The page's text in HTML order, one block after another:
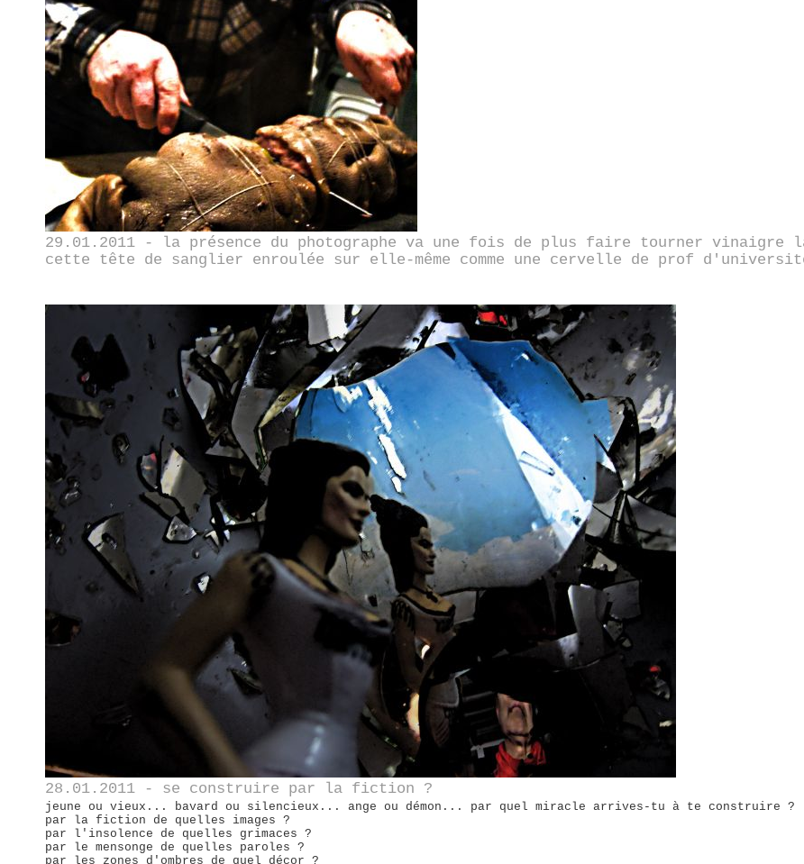
29.01.2011 - la présence du photographe va une fois de plus faire tourner vinaigre
cette tête de sanglier enroulée sur elle-même comme une cervelle de prof
28.01.2011 - se construire par la fiction ?
jeune ou vieux... bavard ou silencieux... ange ou démon... par quel miracle arrives-tu à te construire ?
par la fiction de quelles images ?
par l'insolence de quelles grimaces ?
par le mensonge de quelles paroles ?
par les zones d'ombres de quel décor ?